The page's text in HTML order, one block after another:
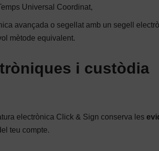
Universal Coordinat,
avançada o segellat amb un segell
mètode equivalent.
i custòdia
electrònica Click & Sign conserva les
teu compte.